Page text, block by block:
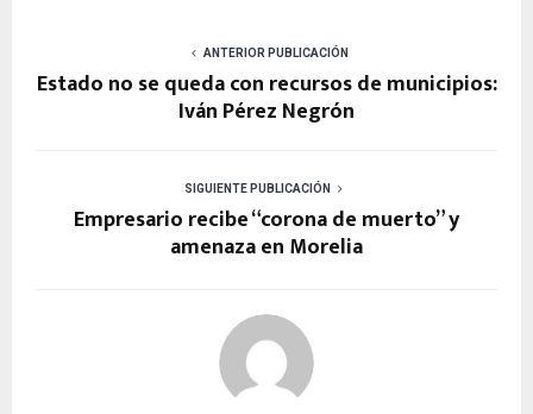
ANTERIOR PUBLICACIÓN
Estado no se queda con recursos de municipios:
Iván Pérez Negrón
SIGUIENTE PUBLICACIÓN
Empresario recibe “corona de muerto” y
amenaza en Morelia